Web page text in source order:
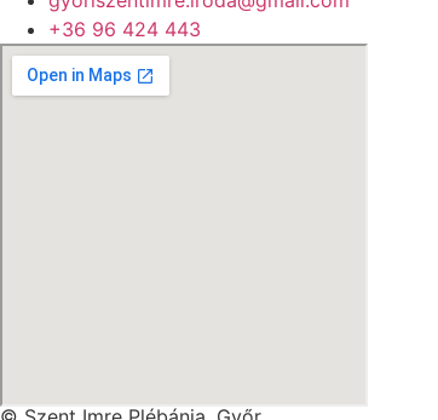
+36 96 424 443